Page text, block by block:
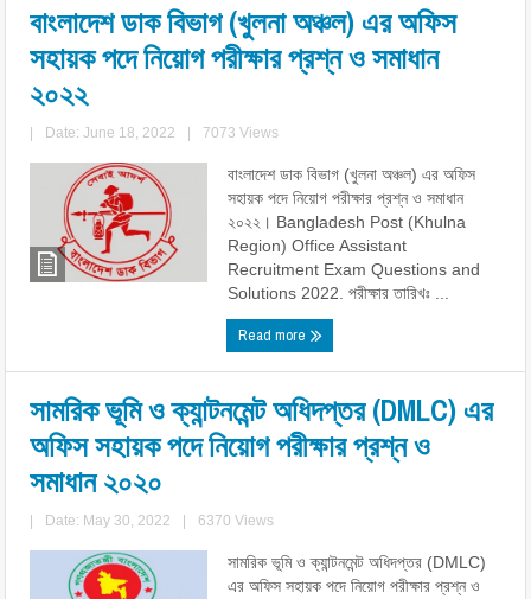
বাংলাদেশ ডাক বিভাগ (খুলনা অঞ্চল) এর অফিস
সহায়ক পদে নিয়োগ পরীক্ষার প্রশ্ন ও সমাধান
২০২২
Date: June 18, 2022 7073 Views
বাংলাদেশ ডাক বিভাগ (খুলনা অঞ্চল) এর অফিস
সহায়ক পদে নিয়োগ পরীক্ষার প্রশ্ন ও সমাধান
২০২২। Bangladesh Post (Khulna
Region) Office Assistant
Recruitment Exam Questions and
Solutions 2022. পরীক্ষার তারিখঃ ...
Read more
সামরিক ভূমি ও ক্যান্টনমেন্ট অধিদপ্তর (DMLC) এর
অফিস সহায়ক পদে নিয়োগ পরীক্ষার প্রশ্ন ও
সমাধান ২০২০
Date: May 30, 2022 6370 Views
সামরিক ভূমি ও ক্যান্টনমেন্ট অধিদপ্তর (DMLC)
এর অফিস সহায়ক পদে নিয়োগ পরীক্ষার প্রশ্ন ও